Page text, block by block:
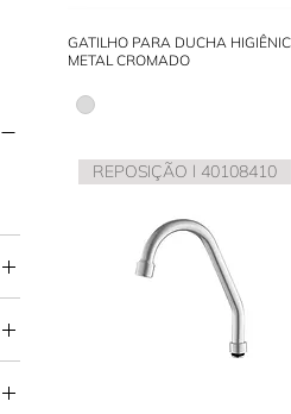
GATILHO PARA DUCHA
METAL CROMADO
REPOSIÇÃO l 40108410